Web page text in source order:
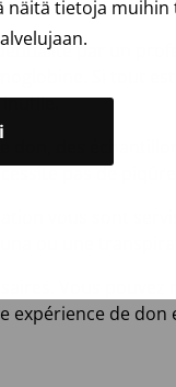
näitä tietoja
par un
Si tout est
inutile.
don, des
pas de piqûre
vous sont
ou une
Vous pouvez
expérience de